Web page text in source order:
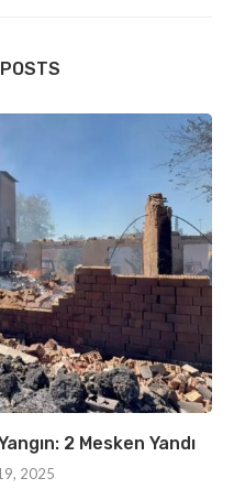
2 Mesken Yandı
2025